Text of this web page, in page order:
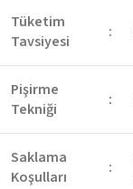
Tüketim
Tavsiyesi
:
Pişirme
Tekniği
:
Saklama
Koşulları
: